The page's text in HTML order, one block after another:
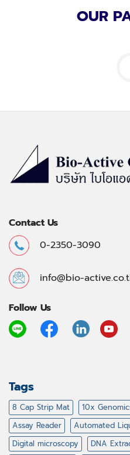
OUR
Contact Us
0-2350-3090
info@bio-
Follow Us
Tags
8 Cap Strip Mat 10x
Assay Reader
Automated
Digital microscopy
DNA